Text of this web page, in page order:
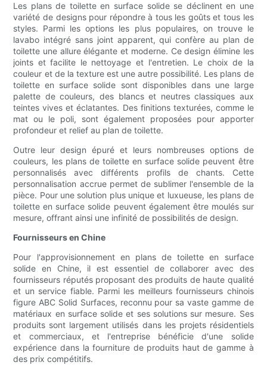
Les plans de toilette en surface solide se déclinent en une
variété de designs pour répondre à tous les goûts et tous les
styles. Parmi les options les plus populaires, on trouve le
lavabo intégré sans joint apparent, qui confère au plan de
toilette une allure élégante et moderne. Ce design élimine les
joints et facilite le nettoyage et l'entretien. Le choix de la
couleur et de la texture est une autre possibilité. Les plans de
toilette en surface solide sont disponibles dans une large
palette de couleurs, des blancs et neutres classiques aux
teintes vives et éclatantes. Des finitions texturées, comme le
mat ou le poli, sont également proposées pour apporter
profondeur et relief au plan de toilette.
Outre leur design épuré et leurs nombreuses options de
couleurs, les plans de toilette en surface solide peuvent être
personnalisés avec différents profils de chants. Cette
personnalisation accrue permet de sublimer l'ensemble de la
pièce. Pour une solution plus unique et luxueuse, les plans de
toilette en surface solide peuvent également être moulés sur
mesure, offrant ainsi une infinité de possibilités de design.
Fournisseurs en Chine
Pour l'approvisionnement en plans de toilette en surface
solide en Chine, il est essentiel de collaborer avec des
fournisseurs réputés proposant des produits de haute qualité
et un service fiable. Parmi les meilleurs fournisseurs chinois
figure ABC Solid Surfaces, reconnu pour sa vaste gamme de
matériaux en surface solide et ses solutions sur mesure. Ses
produits sont largement utilisés dans les projets résidentiels
et commerciaux, et l'entreprise bénéficie d'une solide
expérience dans la fourniture de produits haut de gamme à
des prix compétitifs.